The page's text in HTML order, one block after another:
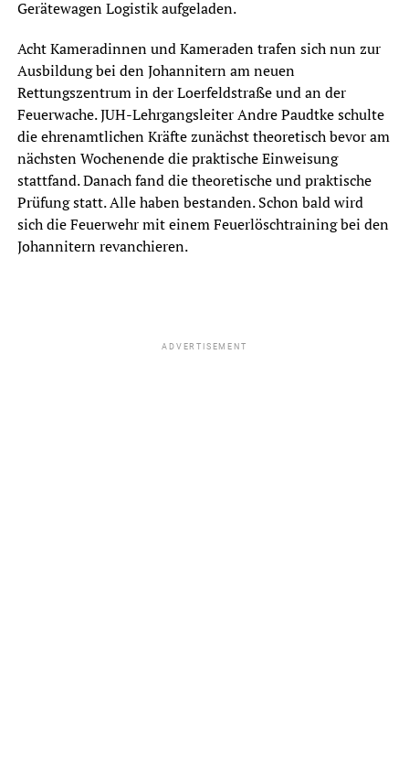
Gerätewagen Logistik aufgeladen.
Acht Kameradinnen und Kameraden trafen sich nun zur
Ausbildung bei den Johannitern am neuen
Rettungszentrum in der Loerfeldstraße und an der
Feuerwache. JUH-Lehrgangsleiter Andre Paudtke schulte
die ehrenamtlichen Kräfte zunächst theoretisch bevor am
nächsten Wochenende die praktische Einweisung
stattfand. Danach fand die theoretische und praktische
Prüfung statt. Alle haben bestanden. Schon bald wird
sich die Feuerwehr mit einem Feuerlöschtraining bei den
Johannitern revanchieren.
ADVERTISEMENT